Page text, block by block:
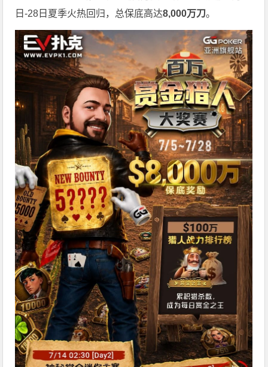
日-28日夏季火热回归，总保底高达8,000万刀。